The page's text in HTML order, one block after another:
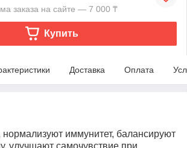
заказа на сайте — 7 000 ₸
Купить
Доставка Оплата
иммунитет, балансируют
улучшают самочувствие при